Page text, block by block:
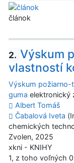
článok
2. Výskum
vlastností
Výskum
guma elektronický
Albert Tomáš
Čabalová Iveta
chemických
Zvolen, 2025
xkni - KNIHY
1, z toho voľných 0